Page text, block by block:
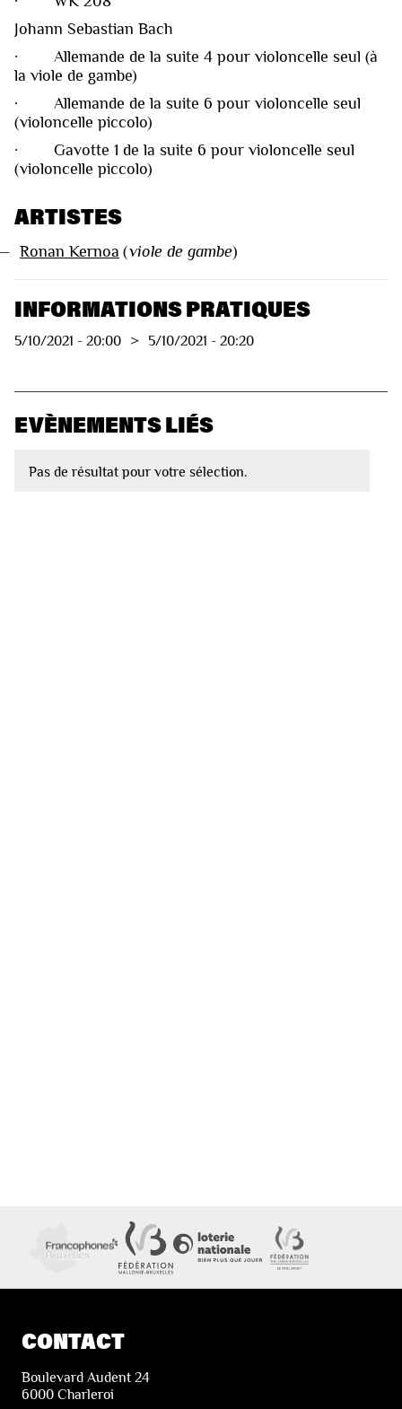
Johann Sebastian Bach
· Allemande de la suite 4 pour violoncelle seul (à
la viole de gambe)
· Allemande de la suite 6 pour violoncelle seul
(violoncelle piccolo)
· Gavotte 1 de la suite 6 pour violoncelle seul
(violoncelle piccolo)
ARTISTES
Ronan Kernoa (viole de gambe)
INFORMATIONS PRATIQUES
5/10/2021 - 20:00 > 5/10/2021 - 20:20
EVÈNEMENTS LIÉS
Pas de résultat pour votre sélection.
CONTACT
Boulevard Audent 24
6000 Charleroi